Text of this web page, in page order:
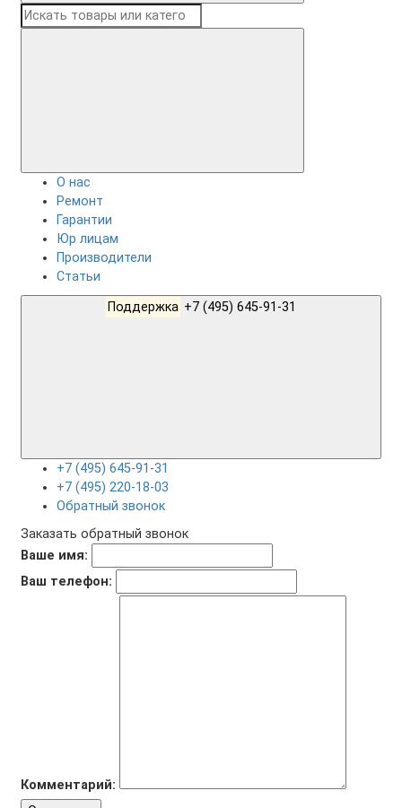
О нас
Ремонт
Гарантии
Юр лицам
Производители
Статьи
Поддержка
+7 (495) 645-91-31
+7 (495) 220-18-03
Обратный звонок
Заказать обратный звонок
Ваше имя:
Ваш телефон:
Комментарий: